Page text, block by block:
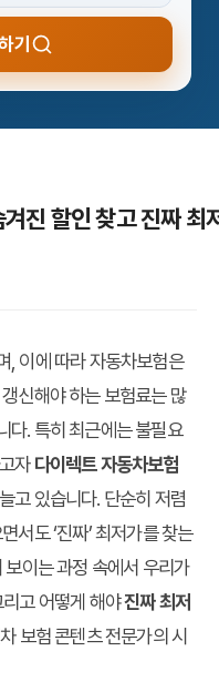
기
진 할인 찾고 진짜 최
, 이에 따라 자동차보험은
신해야 하는 보험료는 많
다. 특히 최근에는 불필요
자다이렉트 자동차보험
고 있습니다. 단순히 저렴
서도 ‘진짜’ 최저가를 찾는
이는 과정 속에서 우리가
리고 어떻게 해야진짜 최저
보험 콘텐츠 전문가의 시